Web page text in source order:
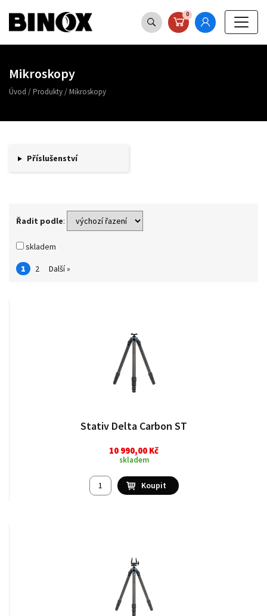
0
Mikroskopy
Úvod / Produkty/ Mikroskopy
Příslušenství
Řadit podle:
skladem
1 2 Další »
Stativ Delta Carbon ST
10 990,00 Kč
skladem